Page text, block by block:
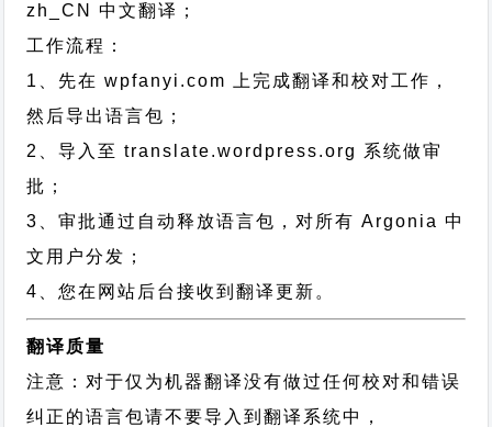
zh_CN
中文翻译；
工作流程：
1、先在 wpfanyi.com 上完成翻译和校对工作，
然后导出语言包；
2、导入至 translate.wordpress.org 系统做审
批；
3、审批通过自动释放语言包，对所有 Argonia 中
文用户分发；
4、您在网站后台接收到翻译更新。
翻译质量
注意：对于仅为机器翻译没有做过任何校对和错误
纠正的语言包请不要导入到翻译系统中，